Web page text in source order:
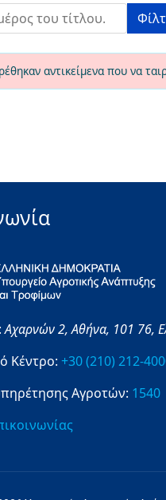
του τίτλου.
αντικείμενα που να
Αχαρνών 2,Αθήνα, 101 76,
Κέντρο: +30 (210) 212-
Αγροτών: 1540